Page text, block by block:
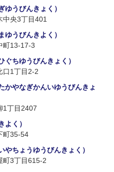
うびんきょく）
央3丁目401
うびんきよく）
町13-17-3
ちゆうびんきょく）
1丁目2-2
かやなぎかんいゆうびんきょ
丁目2407
よく）
町35-54
ちょうゆうびんきょく）
3丁目615-2